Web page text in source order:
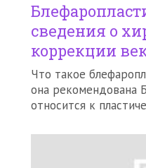
сведения о
коррекции
Что такое
она рекомендована
относится к